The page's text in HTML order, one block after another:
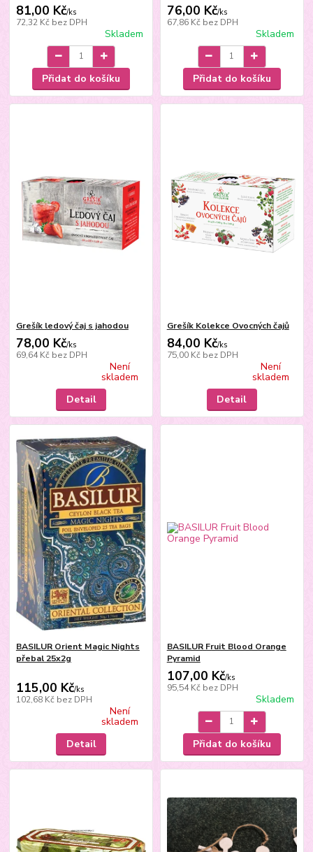
81,00 Kč/ks
72,32 Kč bez DPH
Skladem
Přidat do košíku
76,00 Kč/ks
67,86 Kč bez DPH
Skladem
Přidat do košíku
Grešík ledový čaj s jahodou
78,00 Kč/ks
69,64 Kč bez DPH
Není
skladem
Detail
Grešík Kolekce Ovocných čajů
84,00 Kč/ks
75,00 Kč bez DPH
Není
skladem
Detail
BASILUR Orient Magic Nights
přebal 25x2g
115,00 Kč/ks
102,68 Kč bez DPH
Není
skladem
Detail
BASILUR Fruit Blood Orange
Pyramid
107,00 Kč/ks
95,54 Kč bez DPH
Skladem
Přidat do košíku